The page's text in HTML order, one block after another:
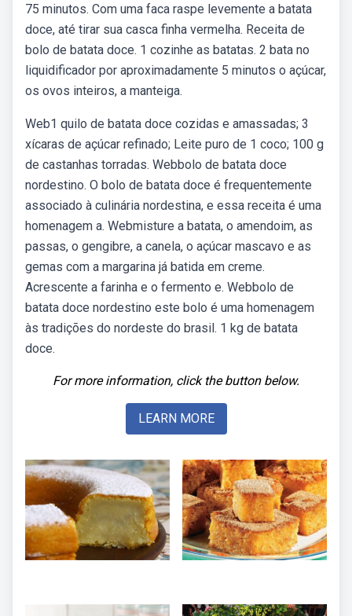
75 minutos. Com uma faca raspe levemente a batata
doce, até tirar sua casca finha vermelha. Receita de
bolo de batata doce. 1 cozinhe as batatas. 2 bata no
liquidificador por aproximadamente 5 minutos o açúcar,
os ovos inteiros, a manteiga.
Web1 quilo de batata doce cozidas e amassadas; 3
xícaras de açúcar refinado; Leite puro de 1 coco; 100 g
de castanhas torradas. Webbolo de batata doce
nordestino. O bolo de batata doce é frequentemente
associado à culinária nordestina, e essa receita é uma
homenagem a. Webmisture a batata, o amendoim, as
passas, o gengibre, a canela, o açúcar mascavo e as
gemas com a margarina já batida em creme.
Acrescente a farinha e o fermento e. Webbolo de
batata doce nordestino este bolo é uma homenagem
às tradições do nordeste do brasil. 1 kg de batata
doce.
For more information, click the button below.
LEARN MORE